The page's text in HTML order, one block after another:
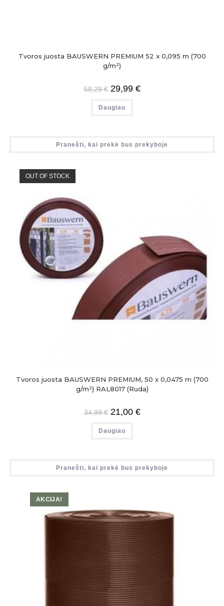
Tvoros juosta BAUSWERN PREMIUM 52 x 0,095 m (700
g/m²)
58,29€ 29,99 €
Daugiau
Pranešti, kai prekė bus prekyboje
OUT OF STOCK
Tvoros juosta BAUSWERN PREMIUM, 50 x 0,0475 m (700
g/m²) RAL8017 (Ruda)
34,99€ 21,00 €
Daugiau
Pranešti, kai prekė bus prekyboje
AKCIJA!